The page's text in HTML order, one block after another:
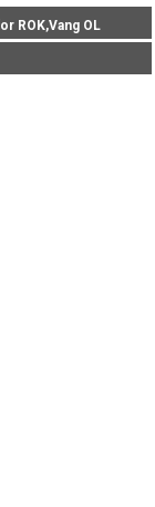
18:52 (2)
21:36 (2)
ROK,Vang OL